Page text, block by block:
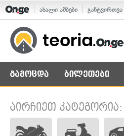
ახალი ამბები განტვირთვა
გამოცდა ბილეთები
აირჩიეთ კატეგორია: